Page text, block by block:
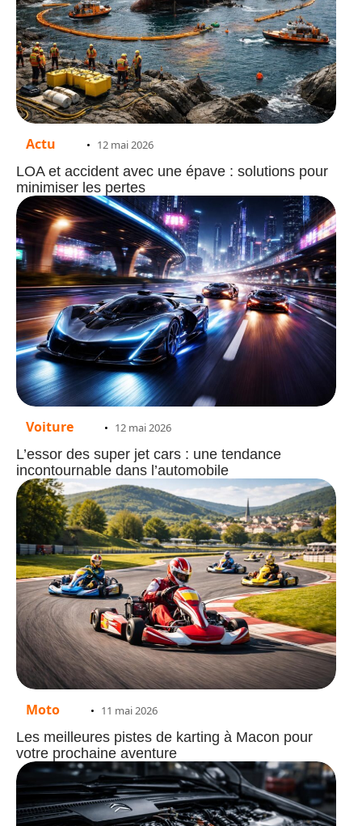
Actu 12 mai 2026
LOA et accident avec une épave : solutions pour
minimiser les pertes
Voiture 12 mai 2026
L’essor des super jet cars : une tendance
incontournable dans l’automobile
Moto 11 mai 2026
Les meilleures pistes de karting à Macon pour
votre prochaine aventure